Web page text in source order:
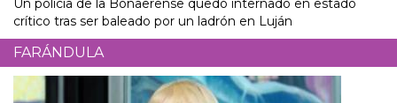
Un policía de la Bonaerense quedó internado en estado
crítico tras ser baleado por un ladrón en Luján
FARÁNDULA